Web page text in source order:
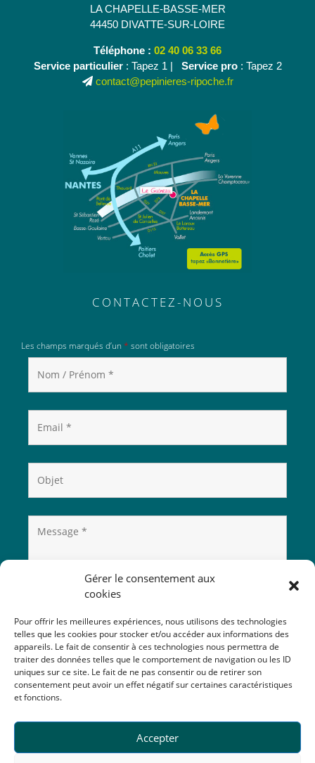
Gérer le consentement aux
cookies
Pour offrir les meilleures expériences, nous utilisons des technologies
telles que les cookies pour stocker et/ou accéder aux informations des
appareils. Le fait de consentir à ces technologies nous permettra de
traiter des données telles que le comportement de navigation ou les ID
uniques sur ce site. Le fait de ne pas consentir ou de retirer son
consentement peut avoir un effet négatif sur certaines caractéristiques
et fonctions.
Accepter
LA CHAPELLE-BASSE-MER
44450 DIVATTE-SUR-LOIRE
Téléphone : 02 40 06 33 66
Service particulier: Tapez 1 | Service pro: Tapez 2
contact@pepinieres-ripoche.fr
CONTACTEZ-NOUS
Les champs marqués d’un * sont obligatoires